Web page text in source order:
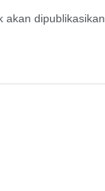
akan dipublikasikan.